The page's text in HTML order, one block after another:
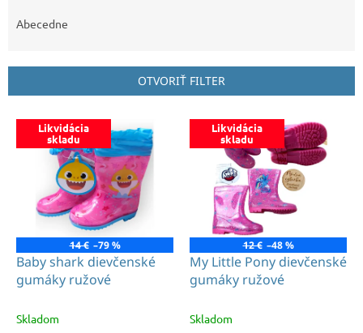
i
p
d
Abecedne
OTVORIŤ FILTER
V
p
o
Likvidácia
skladu
14 € –79 %
Baby shark dievčenské
gumáky ružové
Skladom
Likvidácia
skladu
12 € –48 %
My Little Pony dievčenské
gumáky ružové
Skladom